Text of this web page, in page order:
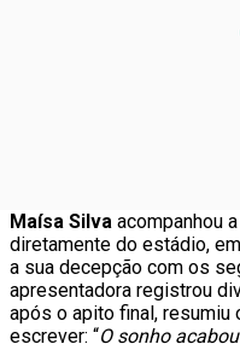
Maísa Silva acompanhou
diretamente do estádio,
a sua decepção com os
apresentadora registrou
após o apito final,
escrever: “O sonho